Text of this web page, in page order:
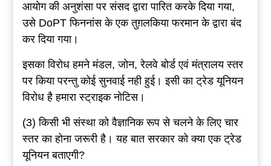
आयोग की अनुशंसा पर संसद द्वारा पारित करके दिया गया,
उसे DoPT फिननांस के एक तुग़लकिया फरमान के द्वारा बंद
कर दिया गया।
इसका विरोध हमने मंडल, जोन, रेलवे बोर्ड एवं मंत्रालय स्तर
पर किया परन्तु कोई सुनवाई नही हुई। इसी का ट्रेड यूनियन
विरोध है हमारा स्ट्राइक नोटिस।
(3) किसी भी संस्था को वैज्ञानिक रूप से चलने के लिए चार
स्तर का होना जरूरी है। यह बात सरकार को क्या एक ट्रेड
यूनियन बताएगी?